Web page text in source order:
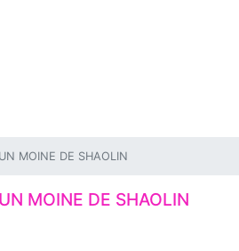
MOINE DE SHAOLIN
MOINE DE SHAOLIN